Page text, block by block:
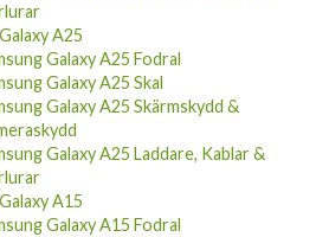
A25
Galaxy A25 Fodral
Galaxy A25 Skal
Galaxy A25 Skärmskydd &
Galaxy A25 Laddare, Kablar &
A15
Galaxy A15 Fodral
Galaxy A15 Skal